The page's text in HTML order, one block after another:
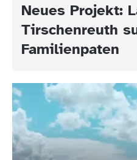
Neues Projekt:
Tirschenreuth
Familienpaten